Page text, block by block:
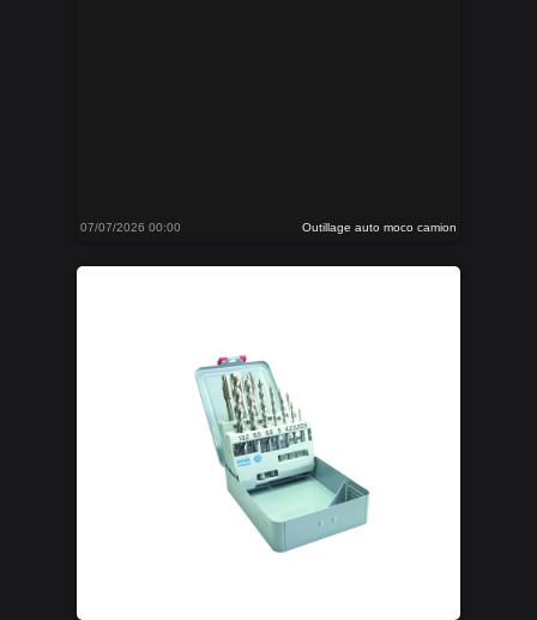
07/07/2026 00:00 Outillage auto moco camion